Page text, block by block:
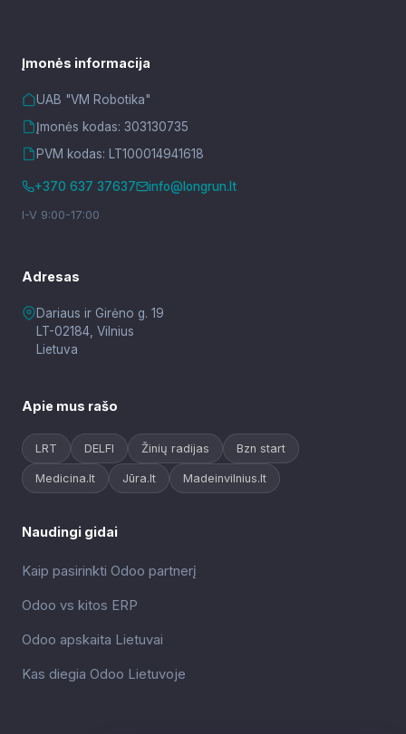
Įmonės informacija
UAB "VM Robotika"
Įmonės kodas: 303130735
PVM kodas: LT100014941618
+370 637 37637 info@longrun.lt
I-V 9:00-17:00
Adresas
Dariaus ir Girėno g. 19
LT-02184, Vilnius
Lietuva
Apie mus rašo
LRT DELFI Žinių radijas Bzn start
Medicina.lt Jūra.lt Madeinvilnius.lt
Naudingi gidai
Kaip pasirinkti Odoo partnerį
Odoo vs kitos ERP
Odoo apskaita Lietuvai
Kas diegia Odoo Lietuvoje